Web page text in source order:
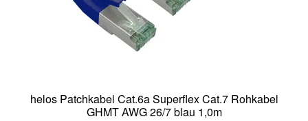
helos Patchkabel Cat.6a Superflex Cat.7 Rohkabel
GHMT AWG 26/7 blau 1,0m